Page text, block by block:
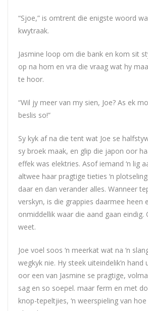
“Sjoe,” is omtrent die enigste woord
kwytraak.
Jasmine loop om die bank en kom sit
op na hom en vra die vraag wat hy
te hoor.
“Wil jy meer van my sien, Joe? As ek
beslis so!”
Sy kyk af na die tent wat Joe se
sy broek maak, en glip die japon oor
effek was elektries. Asof iemand ‘n lig
altwee haar pragtige tieties ‘n
daar en dan verander alles. Wanneer
verskyn, is die grappies daarmee heen
onmiddellik waar die aand gaan eindig.
weet.
Joe voel soos ‘n meerkat wat na ‘n
wegkyk nie. Hy steek uiteindelik’n hand
oor een van Jasmine se pragtige,
sag en so soepel. maar ferm en met
knop-tepeltjies, ‘n weerspieling van